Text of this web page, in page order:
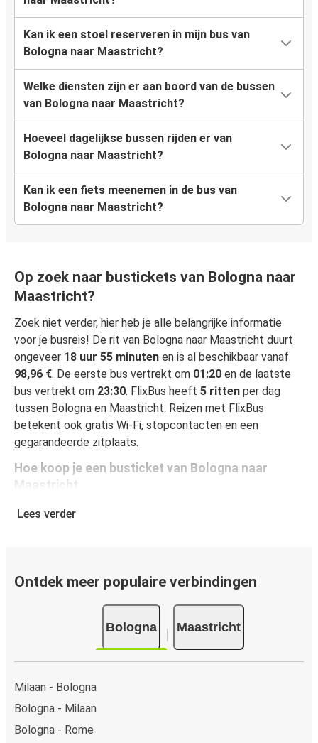
Kan ik een stoel reserveren in mijn bus van
Bologna naar Maastricht?
Welke diensten zijn er aan boord van de bussen
van Bologna naar Maastricht?
Hoeveel dagelijkse bussen rijden er van
Bologna naar Maastricht?
Kan ik een fiets meenemen in de bus van
Bologna naar Maastricht?
Op zoek naar bustickets van Bologna naar
Maastricht?
Zoek niet verder, hier heb je alle belangrijke informatie
voor je busreis! De rit van Bologna naar Maastricht duurt
ongeveer 18 uur 55 minuten en is al beschikbaar vanaf
98,96 €. De eerste bus vertrekt om 01:20 en de laatste
bus vertrekt om 23:30. FlixBus heeft 5 ritten per dag
tussen Bologna en Maastricht. Reizen met FlixBus
betekent ook gratis Wi-Fi, stopcontacten en een
gegarandeerde zitplaats.
Hoe koop je een busticket van Bologna naar
Maastricht
Een busticket boeken is heel simpel: op onze website of
Apple Pay. Je kunt ook contant betalen op sommige
Lees verder
Ontdek meer populaire verbindingen
Bologna Maastricht
Milaan - Bologna
Bologna - Milaan
Bologna - Rome